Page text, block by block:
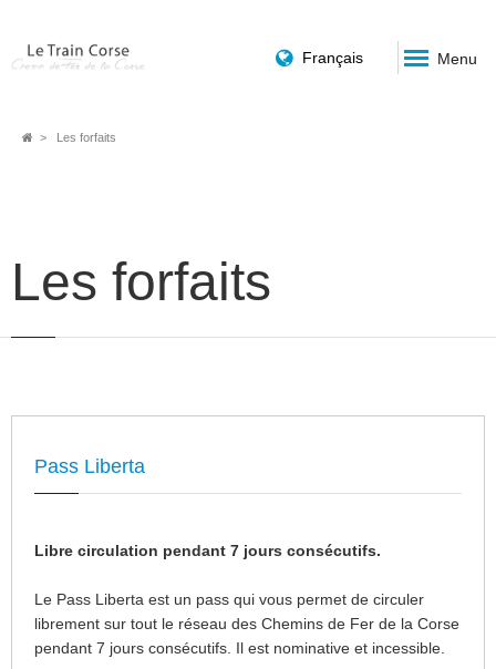
Français Menu
FilLes forfaits
Les forfaits
Pass Liberta
Libre circulation pendant 7 jours consécutifs.
Le Pass Liberta est un pass qui vous permet de circuler
librement sur tout le réseau des Chemins de Fer de la Corse
pendant 7 jours consécutifs. Il est nominative et incessible.